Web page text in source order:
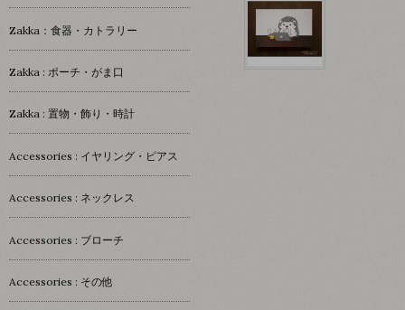
Zakka：食器・カトラリー
Zakka : ポーチ・がま口
Zakka : 置物・飾り・時計
Accessories : イヤリング・ピアス
Accessories : ネックレス
Accessories : ブローチ
Accessories : その他